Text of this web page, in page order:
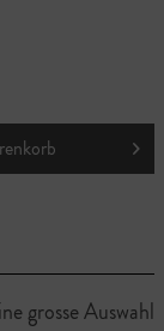
grosse Auswahl